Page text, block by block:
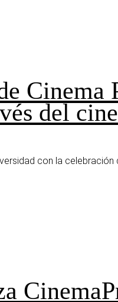
Cinema
del cine
con la